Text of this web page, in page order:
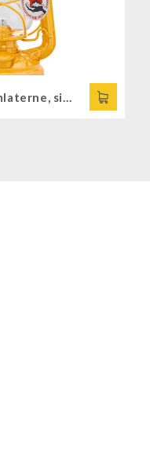
Feuerhand-Sturmlaterne, signal-gelb